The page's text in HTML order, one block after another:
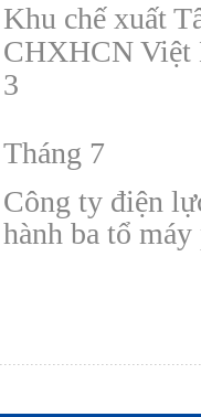
Khu chếxuất
CHXHCN Việt
3
Tháng 7
Công ty điện
hành ba tổ